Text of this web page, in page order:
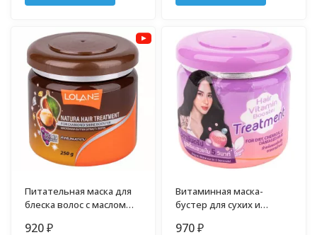
Питательная маска для
блеска волос с маслом
920₽
Витаминная маска-
бустер для сухих и
LOLANE 250 гр
970₽